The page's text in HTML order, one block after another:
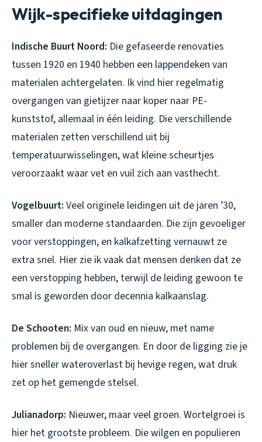
Wijk-specifieke uitdagingen
Indische Buurt Noord: Die gefaseerde renovaties
tussen 1920 en 1940 hebben een lappendeken van
materialen achtergelaten. Ik vind hier regelmatig
overgangen van gietijzer naar koper naar PE-
kunststof, allemaal in één leiding. Die verschillende
materialen zetten verschillend uit bij
temperatuurwisselingen, wat kleine scheurtjes
veroorzaakt waar vet en vuil zich aan vasthecht.
Vogelbuurt: Veel originele leidingen uit de jaren ’30,
smaller dan moderne standaarden. Die zijn gevoeliger
voor verstoppingen, en kalkafzetting vernauwt ze
extra snel. Hier zie ik vaak dat mensen denken dat ze
een verstopping hebben, terwijl de leiding gewoon te
smal is geworden door decennia kalkaanslag.
De Schooten: Mix van oud en nieuw, met name
problemen bij de overgangen. En door de ligging zie je
hier sneller wateroverlast bij hevige regen, wat druk
zet op het gemengde stelsel.
Julianadorp: Nieuwer, maar veel groen. Wortelgroei is
hier het grootste probleem. Die wilgen en populieren